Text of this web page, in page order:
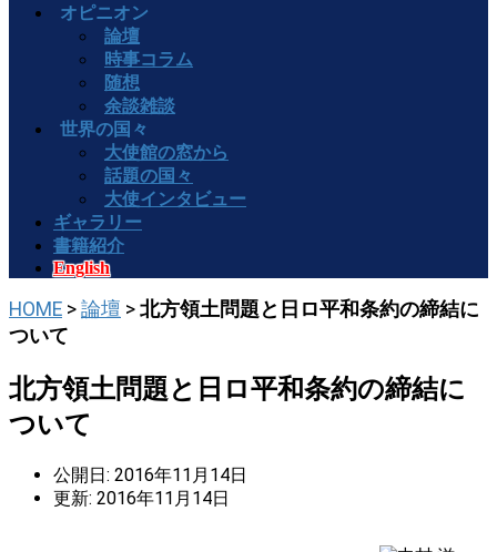
オピニオン
論壇
時事コラム
随想
余談雑談
世界の国々
大使館の窓から
話題の国々
大使インタビュー
ギャラリー
書籍紹介
English
HOME > 論壇 > 北方領土問題と日ロ平和条約の締結に
ついて
北方領土問題と日ロ平和条約の締結に
ついて
公開日: 2016年11月14日
更新: 2016年11月14日